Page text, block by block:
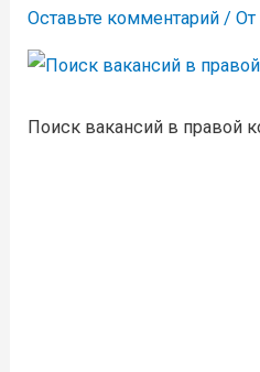
Оставьте комментарий / От
Поиск вакансий в правой